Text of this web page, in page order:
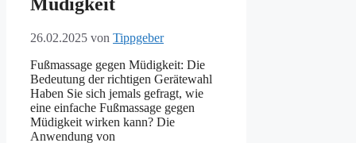
Müdigkeit
26.02.2025 von Tippgeber
Fußmassage gegen Müdigkeit: Die
Bedeutung der richtigen Gerätewahl
Haben Sie sich jemals gefragt, wie
eine einfache Fußmassage gegen
Müdigkeit wirken kann? Die
Anwendung von